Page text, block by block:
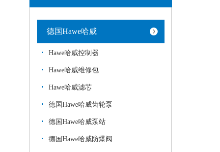
德国Hawe哈威
Hawe哈威控制器
Hawe哈威维修包
Hawe哈威滤芯
德国Hawe哈威齿轮泵
德国Hawe哈威泵站
德国Hawe哈威防爆阀